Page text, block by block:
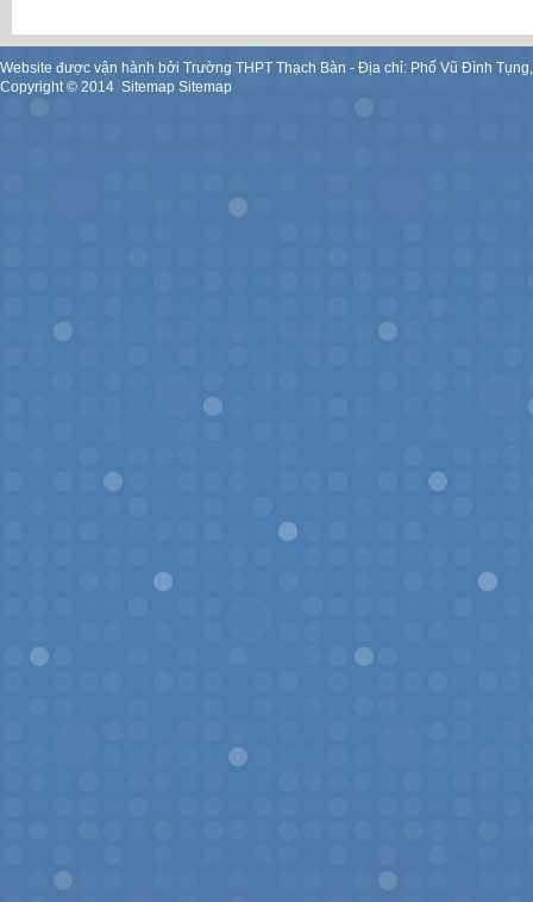
Website được vận hành bởi Trường THPT Thạch Bàn - Địa chỉ: Phố Vũ Đình
Copyright © 2014. Sitemap Sitemap